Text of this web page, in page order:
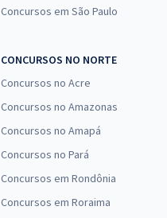
Concursos em São Paulo
CONCURSOS NO NORTE
Concursos no Acre
Concursos no Amazonas
Concursos no Amapá
Concursos no Pará
Concursos em Rondônia
Concursos em Roraima